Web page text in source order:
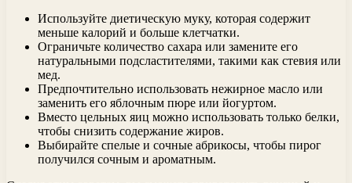
Используйте диетическую муку, которая содержит
меньше калорий и больше клетчатки.
Ограничьте количество сахара или замените его
натуральными подсластителями, такими как стевия или
мед.
Предпочтительно использовать нежирное масло или
заменить его яблочным пюре или йогуртом.
Вместо цельных яиц можно использовать только белки,
чтобы снизить содержание жиров.
Выбирайте спелые и сочные абрикосы, чтобы пирог
получился сочным и ароматным.